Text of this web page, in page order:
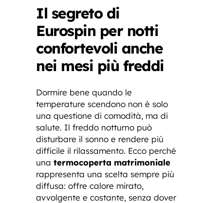
Il segreto di
Eurospin per notti
confortevoli anche
nei mesi più freddi
Dormire bene quando le
temperature scendono non è solo
una questione di comodità, ma di
salute. Il freddo notturno può
disturbare il sonno e rendere più
difficile il rilassamento. Ecco perché
una termocoperta matrimoniale
rappresenta una scelta sempre più
diffusa: offre calore mirato,
avvolgente e costante, senza dover